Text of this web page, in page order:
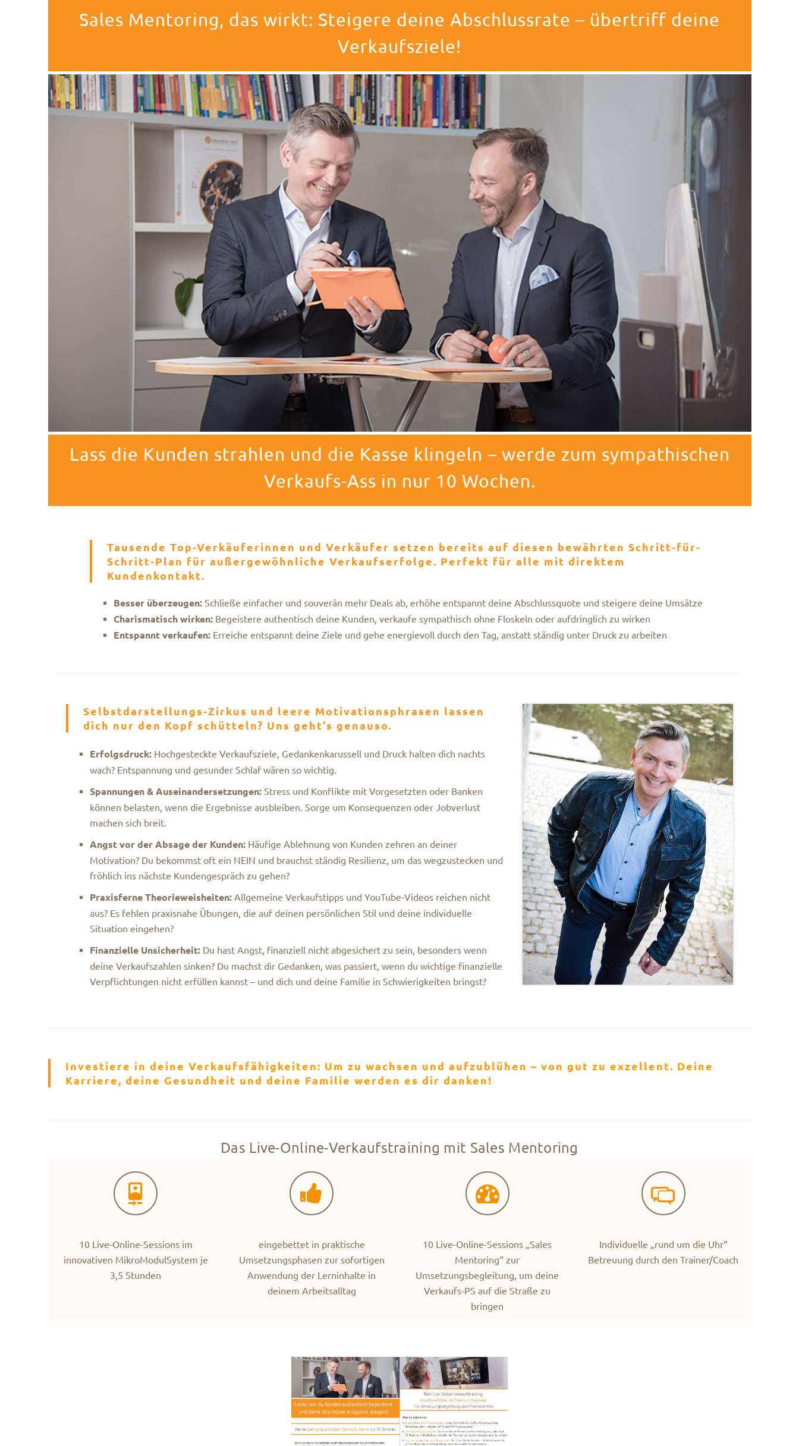
Sales Mentoring, das wirkt: Steigere deine Abschlussrate – übertriff deine
Verkaufsziele!
Lass die Kunden strahlen und die Kasse klingeln – werde zum sympathischen
Verkaufs-Ass in nur 10 Wochen.
Tausende Top-Verkäuferinnen und Verkäufer setzen bereits auf diesen bewährten Schritt-für-
Schritt-Plan für außergewöhnliche Verkaufserfolge. Perfekt für alle mit direktem
Kundenkontakt.
Besser überzeugen:Schließe einfacher und souverän mehr Deals ab, erhöhe entspannt deine Abschlussquote und steigere deine Umsätze
Charismatisch wirken: Begeistere authentisch deine Kunden, verkaufe sympathisch ohne Floskeln oder aufdringlich zu wirken
Entspannt verkaufen: Erreiche entspannt deine Ziele und gehe energievoll durch den Tag, anstatt ständig unter Druck zu arbeiten
Selbstdarstellungs-Zirkus und leere Motivationsphrasen lassen
dich nur den Kopf schütteln? Uns geht‘s genauso.
Erfolgsdruck:Hochgesteckte Verkaufsziele, Gedankenkarussell und Druck halten dich nachts
wach? Entspannung und gesunder Schlaf wären so wichtig.
Spannungen & Auseinandersetzungen:Stress und Konflikte mit Vorgesetzten oder Banken
können belasten, wenn die Ergebnisse ausbleiben. Sorge um Konsequenzen oder Jobverlust
machen sich breit.
Angst vor der Absage der Kunden:Häufige Ablehnung von Kunden zehren an deiner
Motivation? Du bekommst oft ein NEIN und brauchst ständig Resilienz, um das wegzustecken und
fröhlich ins nächste Kundengespräch zu gehen?
Praxisferne Theorieweisheiten:Allgemeine Verkaufstipps und YouTube-Videos reichen nicht
aus? Es fehlen praxisnahe Übungen, die auf deinen persönlichen Stil und deine individuelle
Situation eingehen?
Finanzielle Unsicherheit:Du hast Angst, finanziell nicht abgesichert zu sein, besonders wenn
deine Verkaufszahlen sinken? Du machst dir Gedanken, was passiert, wenn du wichtige finanzielle
Verpflichtungen nicht erfüllen kannst – und dich und deine Familie in Schwierigkeiten bringst?
Investiere in deine Verkaufsfähigkeiten: Um zu wachsen und aufzublühen – von gut zu exzellent. Deine
Karriere, deine Gesundheit und deine Familie werden es dir danken!
Das Live-Online-Verkaufstraining mit Sales Mentoring
10 Live-Online-Sessions im
innovativen MikroModulSystem je
3,5 Stunden
eingebettet in praktische
Umsetzungsphasen zur sofortigen
Anwendung der Lerninhalte in
deinem Arbeitsalltag
10 Live-Online-Sessions „Sales
Mentoring“ zur
Umsetzungsbegleitung, um deine
Verkaufs-PS auf die Straße zu
bringen
Individuelle „rund um die Uhr“
Betreuung durch den Trainer/Coach